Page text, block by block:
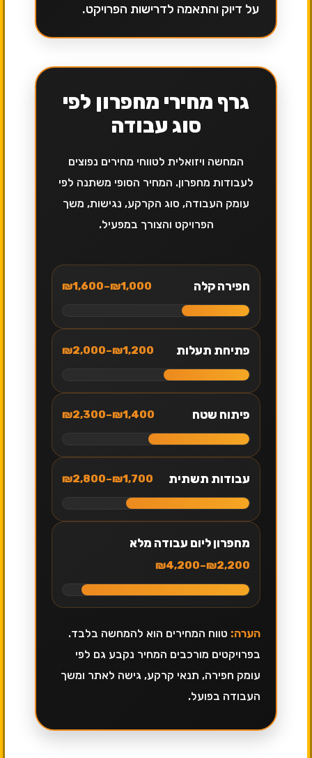
על דיוק והתאמה לדרישות הפרויקט.
גרף מחירי מחפרון לפי
סוג עבודה
המחשה ויזואלית לטווחי מחירים נפוצים
לעבודות מחפרון. המחיר הסופי משתנה לפי
עומק העבודה, סוג הקרקע, נגישות, משך
הפרויקט והצורך במפעיל.
חפירה קלה ₪1,000–₪1,600
פתיחת תעלות ₪1,200–₪2,000
פיתוח שטח ₪1,400–₪2,300
עבודות תשתית ₪1,700–₪2,800
מחפרון ליום עבודה מלא
₪2,200–₪4,200
הערה: טווח המחירים הוא להמחשה בלבד.
בפרויקטים מורכבים המחיר נקבע גם לפי
עומק חפירה, תנאי קרקע, גישה לאתר ומשך
העבודה בפועל.